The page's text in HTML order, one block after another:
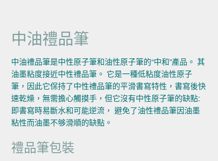
中油禮品筆
中油禮品筆是中性原子筆和油性原子筆的“中和”產品。 其
油墨粘度接近中性禮品筆。 它是一種低粘度油性原子
筆，因此它保持了中性禮品筆的平滑書寫特性，書寫後快
速乾燥，無需擔心觸摸手，但它沒有中性原子筆的缺點:
即書寫時易斷水和可能逆流， 避免了油性禮品筆因油墨
粘性而油墨不够滑順的缺點。
禮品筆包裝